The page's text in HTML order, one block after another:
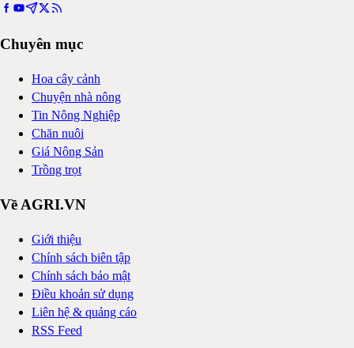
Chuyên mục
Hoa cây cảnh
Chuyện nhà nông
Tin Nông Nghiệp
Chăn nuôi
Giá Nông Sản
Trồng trọt
Về AGRI.VN
Giới thiệu
Chính sách biên tập
Chính sách bảo mật
Điều khoản sử dụng
Liên hệ & quảng cáo
RSS Feed